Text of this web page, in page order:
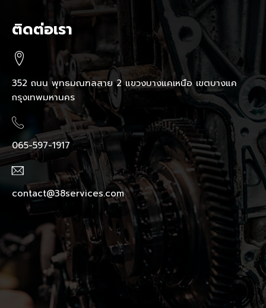
ติดต่อเรา
352 ถนน พุทธมณฑลสาย 2 แขวงบางแคเหนือ เขตบางแค
กรุงเทพมหานคร
065-597-1917
contact@38services.com